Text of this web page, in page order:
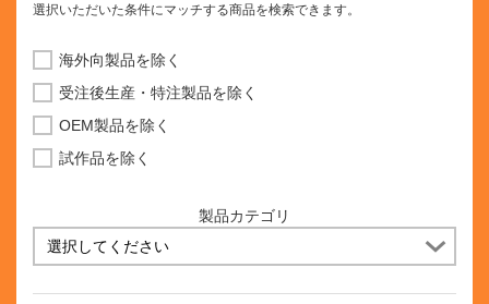
選択いただいた条件にマッチする商品を検索できます。
海外向製品を除く
受注後生産・特注製品を除く
OEM製品を除く
試作品を除く
製品カテゴリ